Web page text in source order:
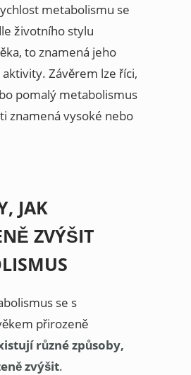
metabolismu se
životního stylu
to znamená jeho
Závěrem lze říci,
pomalý metabolismus
znamená vysoké nebo
JAK
ZVÝŠIT
se s
přirozeně
různé způsoby,
zvýšit.